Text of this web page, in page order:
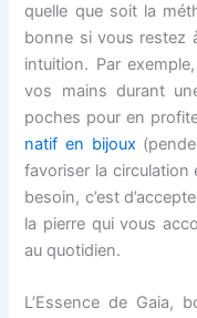
quelle que soit la
bonne si vous restez
intuition. Par
vos mains durant
poches pour en
natif en bijoux
favoriser la circulation
besoin, c’est
la pierre qui vous
au quotidien.
L’Essence de Gaia,